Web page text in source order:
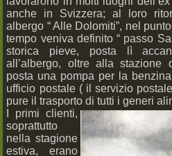
anche in Svizzera; al loro
albergo “ Alle Dolomiti”, nel
tempo veniva definito “ passo
storica pieve, posta lì
all’albergo, oltre alla
posta una pompa per la
ufficio postale ( il servizio
pure il trasporto di tutti i generi
I primi clienti,
soprattutto
nella stagione
estiva, erano